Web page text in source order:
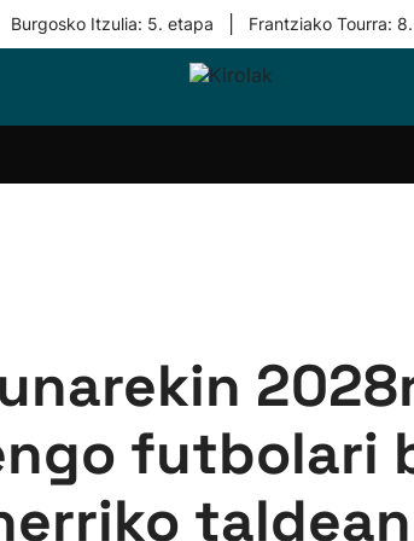
Burgosko Itzulia: 5. etapa Frantziako Tourra:
Taldeak